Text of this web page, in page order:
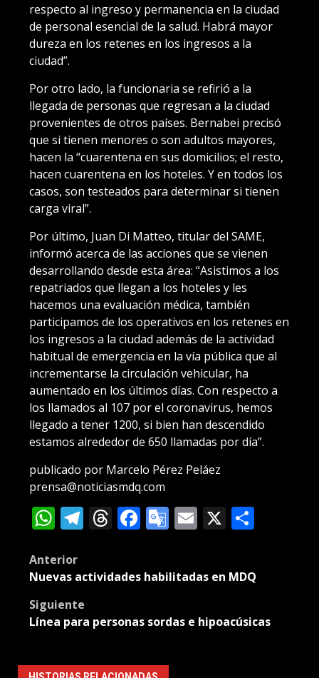
respecto al ingreso y permanencia en la ciudad
de personal esencial de la salud. Habrá mayor
dureza en los retenes en los ingresos a la
ciudad”.
Por otro lado, la funcionaria se refirió a la
llegada de personas que regresan a la ciudad
provenientes de otros países. Bernabei precisó
que si tienen menores o son adultos mayores,
hacen la “cuarentena en sus domicilios; el resto,
hacen cuarentena en los hoteles. Y en todos los
casos, son testeados para determinar si tienen
carga viral”.
Por último, Juan Di Matteo, titular del SAME,
informó acerca de las acciones que se vienen
desarrollando desde esta área: “Asistimos a los
repatriados que llegan a los hoteles y les
hacemos una evaluación médica, también
participamos de los operativos en los retenes en
los ingresos a la ciudad además de la actividad
habitual de emergencia en la vía pública que al
incrementarse la circulación vehicular, ha
aumentado en los últimos días. Con respecto a
los llamados al 107 por el coronavirus, hemos
llegado a tener 1200, si bien han descendido
estamos alrededor de 650 llamadas por día”.
publicado por Marcelo Pérez Peláez
prensa@noticiasmdq.com
WhatsApp
Telegram
Threads
Facebook
Google
Email
X
Post
Anterior
Nuevas actividades habilitadas en MDQ
Siguiente
Línea para personas sordas e hipoacúsicas